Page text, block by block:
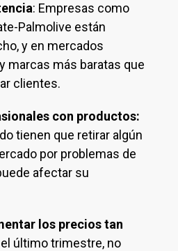
: Empresas como
Palmolive están
y en mercados
marcas más baratas que
clientes.
con productos:
tienen que retirar algún
por problemas de
afectar su
los precios tan
el último trimestre, no